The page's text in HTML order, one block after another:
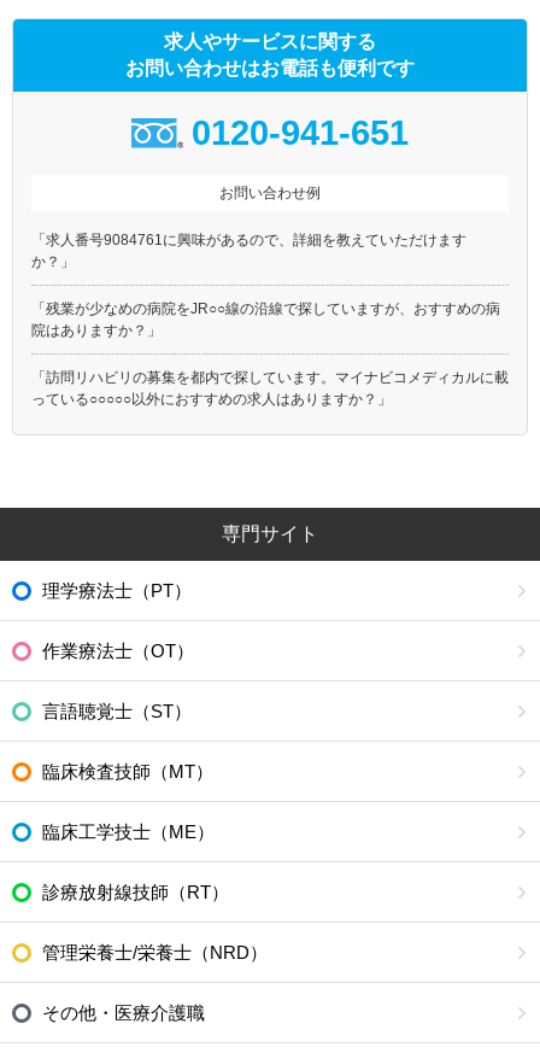
求人やサービスに関する
お問い合わせはお電話も便利です
0120-941-651
お問い合わせ例
「求人番号9084761に興味があるので、詳細を教えていただけます
か？」
「残業が少なめの病院をJR○○線の沿線で探していますが、おすすめの病
院はありますか？」
「訪問リハビリの募集を都内で探しています。マイナビコメディカルに載
っている○○○○○以外におすすめの求人はありますか？」
専門サイト
理学療法士（PT）
作業療法士（OT）
言語聴覚士（ST）
臨床検査技師（MT）
臨床工学技士（ME）
診療放射線技師（RT）
管理栄養士/栄養士（NRD）
その他・医療介護職